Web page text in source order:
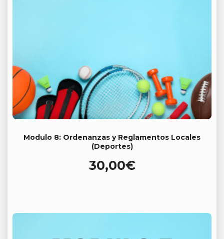
Modulo 8: Ordenanzas y Reglamentos Locales
(Deportes)
30,00€